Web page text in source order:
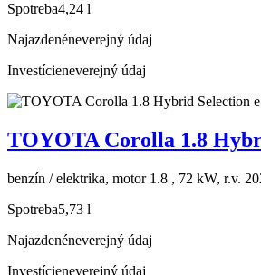
Spotreba4,24 l
Najazdenéneverejný údaj
Investícieneverejný údaj
TOYOTA Corolla 1.8
benzín / elektrika, motor 1.8 , 72 kW, r.v.
Spotreba5,73 l
Najazdenéneverejný údaj
Investícieneverejný údaj